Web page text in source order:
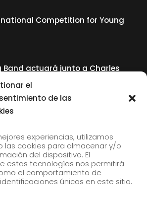
el
de las
experiencias, utilizamos
las cookies para almacenar y/o
del dispositivo. El
estas tecnologías nos permitirá
el comportamiento de
únicas en este sitio.
Competition for Young
Band actuará junto a Charles
to receive our news by